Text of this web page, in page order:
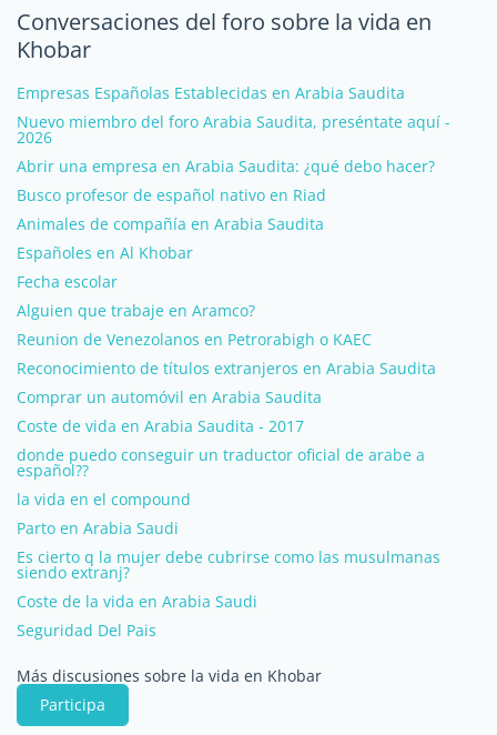
Conversaciones del foro sobre la vida en
Khobar
Empresas Españolas Establecidas en Arabia Saudita
Nuevo miembro del foro Arabia Saudita, preséntate aquí -
2026
Abrir una empresa en Arabia Saudita: ¿qué debo hacer?
Busco profesor de español nativo en Riad
Animales de compañía en Arabia Saudita
Españoles en Al Khobar
Fecha escolar
Alguien que trabaje en Aramco?
Reunion de Venezolanos en Petrorabigh o KAEC
Reconocimiento de títulos extranjeros en Arabia Saudita
Comprar un automóvil en Arabia Saudita
Coste de vida en Arabia Saudita - 2017
donde puedo conseguir un traductor oficial de arabe a
español??
la vida en el compound
Parto en Arabia Saudi
Es cierto q la mujer debe cubrirse como las musulmanas
siendo extranj?
Coste de la vida en Arabia Saudi
Seguridad Del Pais
Más discusiones sobre la vida en Khobar
Participa